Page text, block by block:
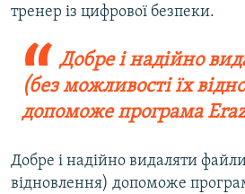
тренер із цифрової безпеки.
Добре і надійно
(без можливості їх
допоможе програма
Добре і надійно видаляти
відновлення) допоможе